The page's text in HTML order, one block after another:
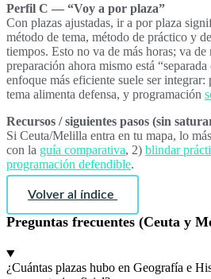
Perfil C — “Voy a por plaza”
Con plazas ajustadas, ir a por plaza
método de tema, método de práctico y
tiempos. Esto no va de más horas; va
preparación ahora mismo está
enfoque más eficiente suele ser integrar:
tema alimenta defensa, y programación
Recursos / siguientes pasos (sin
Si Ceuta/Melilla entra en tu mapa, lo
con la guía comparativa, 2) blindar
programación defendible.
Volver al índice
Preguntas frecuentes (Ceuta y
¿Cuántas plazas hubo en Geografía e